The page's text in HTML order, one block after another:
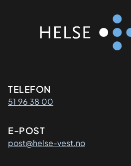
Kontaktinformasjon
TELEFON
51 96 38 00
E-POST
post@helse-vest.no